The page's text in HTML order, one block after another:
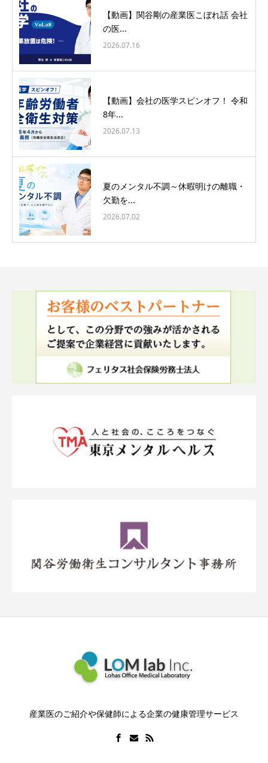
【動画】関谷剛の産業医こぼれ話 会社
の医...
2026.07.16
【動画】会社の医学スピンオフ！ 令和
8年...
2026.07.13
夏のメンタル不調～休暇明けの離職・
欠勤を...
2026.07.02
産業医のご紹介や保健師による企業の健康管理サービス